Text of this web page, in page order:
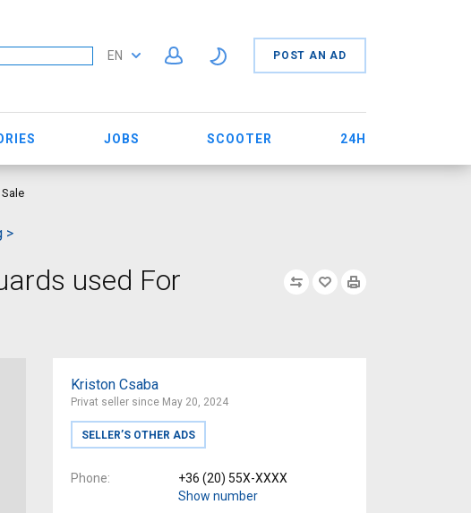
EN POST AN AD
JOBS SCOOTER 24H
>
used For
Kriston Csaba
Privat seller since May 20, 2024
SELLER’S OTHER ADS
Phone
+36 (20) 55X-XXXX
Show number